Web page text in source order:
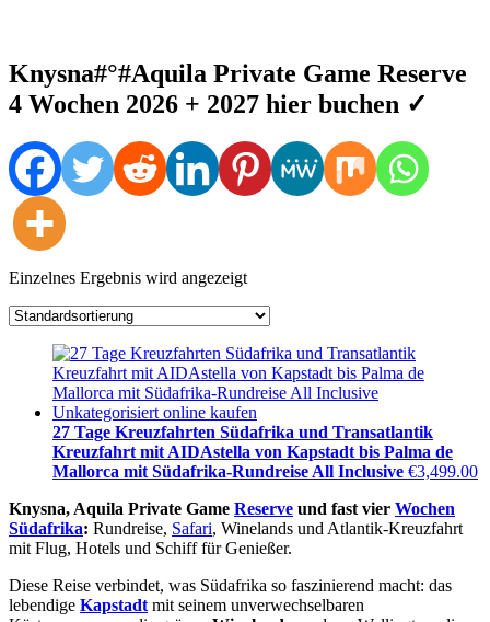
Knysna#°#Aquila Private Game Reserve
4 Wochen 2026 + 2027 hier buchen ✓
Einzelnes Ergebnis wird angezeigt
27 Tage Kreuzfahrten Südafrika und Transatlantik
Kreuzfahrt mit AIDAstella von Kapstadt bis Palma de
Mallorca mit Südafrika-Rundreise All Inclusive €3,499.00
Knysna, Aquila Private Game Reserve und fast vier Wochen
Südafrika: Rundreise, Safari, Winelands und Atlantik-Kreuzfahrt
mit Flug, Hotels und Schiff für Genießer.
Diese Reise verbindet, was Südafrika so faszinierend macht: das
lebendige Kapstadt mit seinem unverwechselbaren